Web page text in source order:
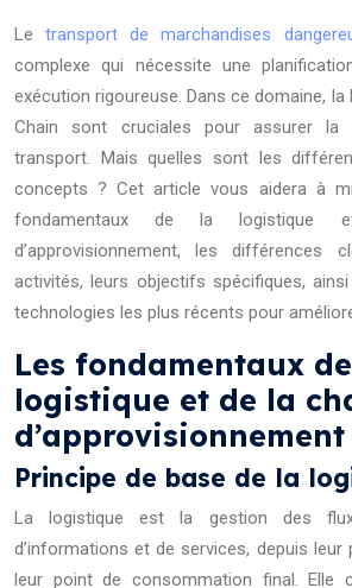
Letransport de marchandises
complexe qui nécessite une
exécution rigoureuse. Dans ce domaine, la
Chain sont cruciales pour assurer la
transport. Mais quelles sont les
concepts ? Cet article vous aidera à
fondamentaux de la
d’approvisionnement, les différences
activités, leurs objectifs spécifiques,
technologies les plus récents pour
Les fondamentaux
logistique et de la
d’approvisionnement
Principe de base de la
La logistique est la gestion des flux
d’informations et de services, depuis leur
leur point de consommation final. Elle